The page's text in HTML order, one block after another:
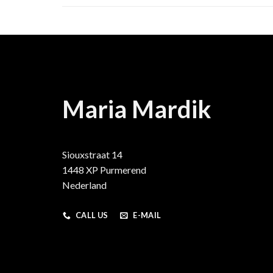
Maria Mardik
Siouxstraat 14
1448 XP Purmerend
Nederland
CALL US E-MAIL